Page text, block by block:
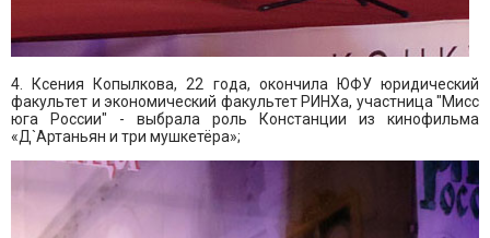
4. Ксения Копылкова, 22 года, окончила ЮФУ юридический
факультет и экономический факультет РИНХа, участница "Мисс
юга России" - выбрала роль Констанции из кинофильма
«Д`Артаньян и три мушкетёра»;